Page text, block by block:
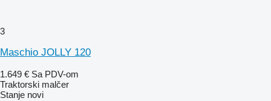
3
Maschio JOLLY 120
1.649 € Sa PDV-om
Traktorski malčer
Stanje novi